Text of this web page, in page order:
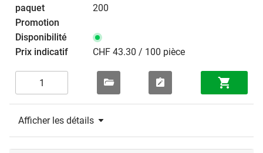
200
CHF 43.30 / 100 pièce
Afficher les détails